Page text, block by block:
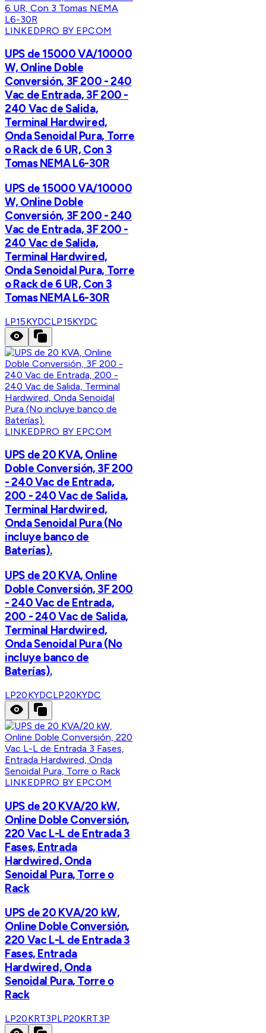
LINKEDPRO BY EPCOM
UPS de 15000 VA/10000
W, Online Doble
Conversión, 3F 200 - 240
Vac de Entrada, 3F 200 -
240 Vac de Salida,
Terminal Hardwired,
Onda Senoidal Pura, Torre
o Rack de 6 UR, Con 3
Tomas NEMA L6-30R
UPS de 15000 VA/10000
W, Online Doble
Conversión, 3F 200 - 240
Vac de Entrada, 3F 200 -
240 Vac de Salida,
Terminal Hardwired,
Onda Senoidal Pura, Torre
o Rack de 6 UR, Con 3
Tomas NEMA L6-30R
LP15KYDCLP15KYDC
LINKEDPRO BY EPCOM
UPS de 20 KVA, Online
Doble Conversión, 3F 200
- 240 Vac de Entrada,
200 - 240 Vac de Salida,
Terminal Hardwired,
Onda Senoidal Pura (No
incluye banco de
Baterías).
UPS de 20 KVA, Online
Doble Conversión, 3F 200
- 240 Vac de Entrada,
200 - 240 Vac de Salida,
Terminal Hardwired,
Onda Senoidal Pura (No
incluye banco de
Baterías).
LP20KYDCLP20KYDC
LINKEDPRO BY EPCOM
UPS de 20 KVA/20 kW,
Online Doble Conversión,
220 Vac L-L de Entrada 3
Fases, Entrada
Hardwired, Onda
Senoidal Pura, Torre o
Rack
UPS de 20 KVA/20 kW,
Online Doble Conversión,
220 Vac L-L de Entrada 3
Fases, Entrada
Hardwired, Onda
Senoidal Pura, Torre o
Rack
LP20KRT3PLP20KRT3P